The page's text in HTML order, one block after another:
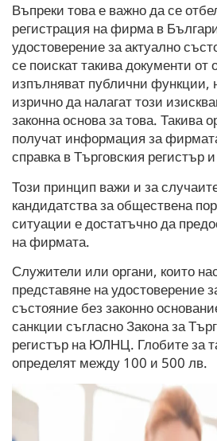
Въпреки това е важно да се
регистрация на фирма в
удостоверение за актуално
се поискат такива документи от
изпълняват публични функции,
изрично да налагат този
законна основа за това. Такива
получат информация за
справка в Търговския
Този принцип важи и за
кандидатства за обществена
ситуации е достатъчно да
на фирмата.
Служители или органи, които
представяне на удостоверение
състояние без законно
санкции съгласно Закона за
регистър на ЮЛНЦ. Глобите за
определят между 100 и 500 лв.